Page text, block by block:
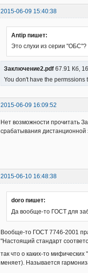
2015-06-09 15:40:38
Antip пишет:
Это слухи из серии "ОБС"?
Заключение2.pdf 67.91 Кб,
You don't have the permssions
2015-06-09 16:09:52
Нет возможности прочитать
срабатывания дистанционной
2015-06-10 16:48:38
doro пишет:
Да вообще-то ГОСТ для
Вообще-то ГОСТ 7746-2001
"Настоящий стандарт
так что о каких-то
меняет). Называется